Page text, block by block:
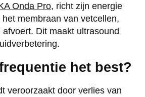
Onda Pro, richt zijn energie
membraan van vetcellen,
Dit maakt ultrasound
het best?
veroorzaakt door verlies van